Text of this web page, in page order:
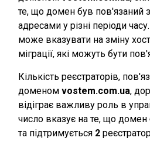
те, що домен був пов'язаний з
адресами у різні періоди
може вказувати на зміну
міграції, які можуть бути
Кількість реєстраторів,
доменом vostem.com.ua,
відіграє важливу роль в
число вказує на те, що домен
та підтримується 2